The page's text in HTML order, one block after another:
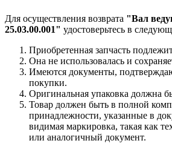
Для осуществления возврата "Вал
25.03.00.001" удостоверьтесь в
Приобретенная запчасть
Она не использовалась и
Имеются документы,
покупки.
Оригинальная упаковка должна
Товар должен быть в полной
принадлежности, указанные в
видимая маркировка, такая как
или аналогичный документ.